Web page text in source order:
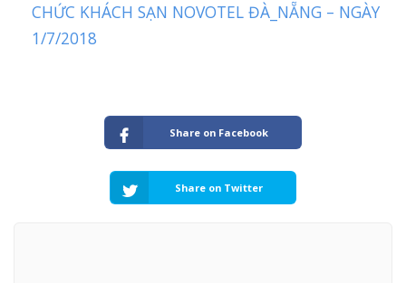
CHỨC KHÁCH SẠN NOVOTEL ĐÀ_NẴNG – NGÀY
1/7/2018
Share on Facebook
Share on Twitter